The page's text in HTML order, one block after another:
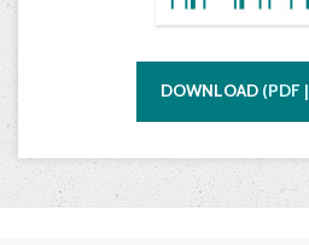
DOWNLOAD (PDF |